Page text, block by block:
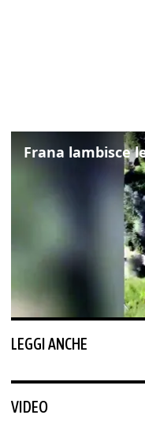
LEGGI ANCHE
VIDEO